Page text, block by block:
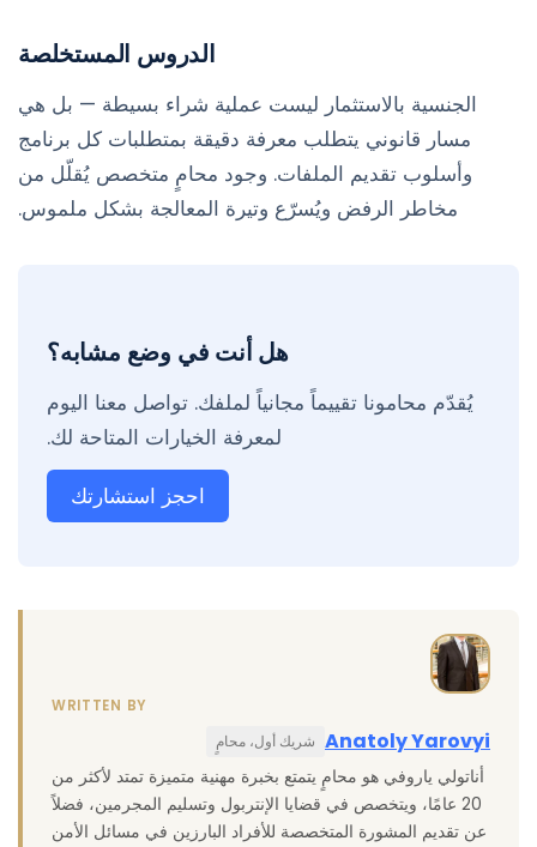
الدروس المستخلصة
الجنسية بالاستثمار ليست عملية شراء بسيطة — بل هي
مسار قانوني يتطلب معرفة دقيقة بمتطلبات كل برنامج
وأسلوب تقديم الملفات. وجود محامٍ متخصص يُقلّل من
مخاطر الرفض ويُسرّع وتيرة المعالجة بشكل ملموس.
هل أنت في وضع مشابه؟
يُقدّم محامونا تقييماً مجانياً لملفك. تواصل معنا اليوم
لمعرفة الخيارات المتاحة لك.
احجز استشارتك
WRITTEN BY
Anatoly Yarovyi شريك أول، محامٍ
أناتولي ياروفي هو محامٍ يتمتع بخبرة مهنية متميزة تمتد لأكثر من
20 عامًا، ويتخصص في قضايا الإنتربول وتسليم المجرمين، فضلاً
عن تقديم المشورة المتخصصة للأفراد البارزين في مسائل الأمن